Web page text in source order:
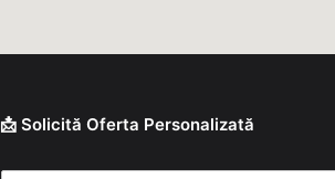
📩 Solicită Oferta Personalizată